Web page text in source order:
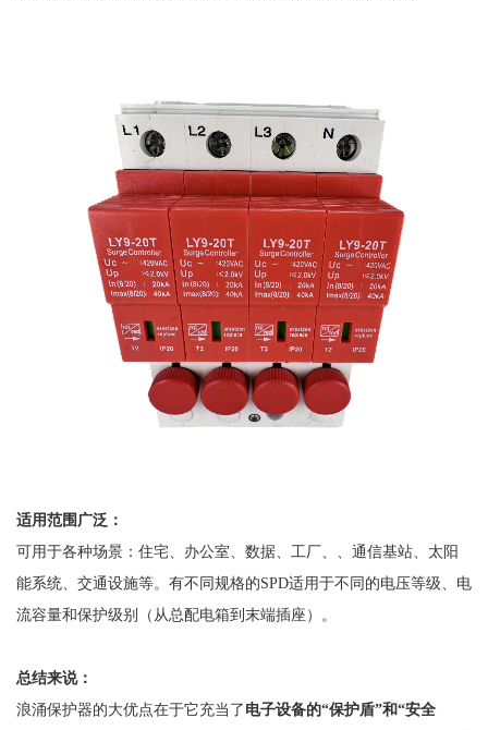
适用范围广泛：
可用于各种场景：住宅、办公室、数据、工厂、、通信基站、太阳
能系统、交通设施等。有不同规格的SPD适用于不同的电压等级、电
流容量和保护级别（从总配电箱到末端插座）。
总结来说：
浪涌保护器的大优点在于它充当了电子设备的“保护盾”和“安全